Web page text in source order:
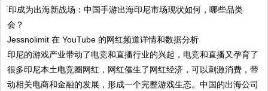
Jessnolimit 在 YouTube 的网红频道详情和数据分析
印尼的游戏产业带动了电竞和直播行业的兴起，电竞和直播又孕育了
很多印尼本土电竞圈网红，网红催生了网红经济，可以刺激消费，带
动相关电商和金融的发展，形成一个完整游戏生态。中国的出海公司